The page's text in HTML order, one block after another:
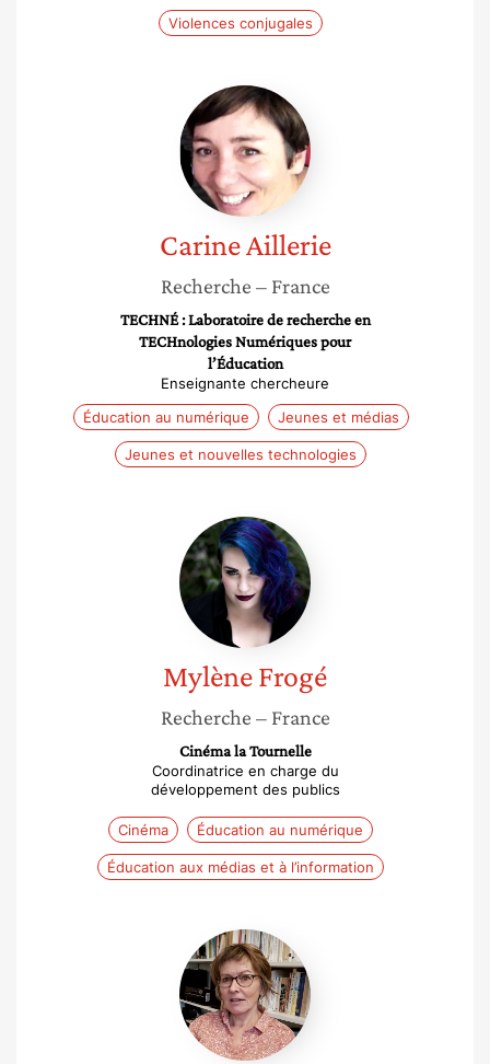
Violences conjugales
Carine
Aillerie
CarineAillerie
Recherche – France
TECHNÉ : Laboratoire de recherche en
TECHnologies Numériques pour
l’Éducation
Enseignante chercheure
Éducation au numérique
Jeunes et médias
Jeunes et nouvelles technologies
Mylène
Frogé
MylèneFrogé
Recherche – France
Cinéma la Tournelle
Coordinatrice en charge du
développement des publics
Cinéma Éducation au numérique
Éducation aux médias et à l’information
Marie-
claude
Bossiere